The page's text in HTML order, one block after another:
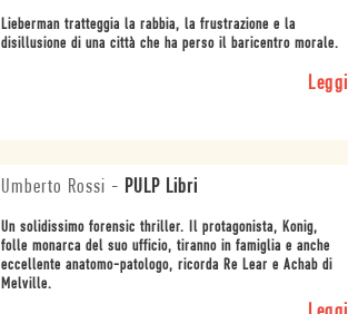
Lieberman tratteggia la rabbia, la frustrazione e la
disillusione di una città che ha perso il baricentro morale.
Leggi
Umberto Rossi - PULP Libri
Un solidissimo forensic thriller. Il protagonista, Konig,
folle monarca del suo ufficio, tiranno in famiglia e anche
eccellente anatomo-patologo, ricorda Re Lear e Achab di
Melville.